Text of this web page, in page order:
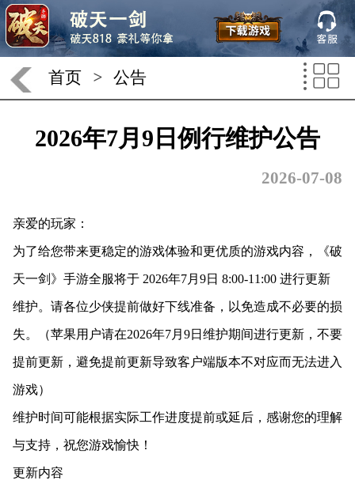
首页 > 公告
2026年7月9日例行维护公告
2026-07-08
亲爱的玩家：
为了给您带来更稳定的游戏体验和更优质的游戏内容，《破
天一剑》手游全服将于 2026年7月9日 8:00-11:00 进行更新
维护。请各位少侠提前做好下线准备，以免造成不必要的损
失。（苹果用户请在2026年7月9日维护期间进行更新，不要
提前更新，避免提前更新导致客户端版本不对应而无法进入
游戏）
维护时间可能根据实际工作进度提前或延后，感谢您的理解
与支持，祝您游戏愉快！
更新内容